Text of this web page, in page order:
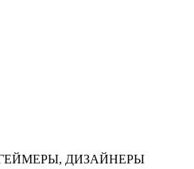
ДИЗАЙНЕРЫ